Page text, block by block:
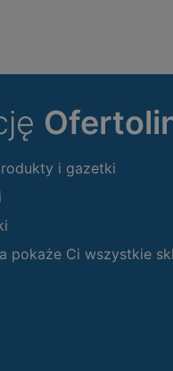
i gazetki
pokaże Ci wszystkie